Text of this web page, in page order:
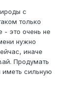
с
только
это очень не
нужно
иначе
Продумать
сильную